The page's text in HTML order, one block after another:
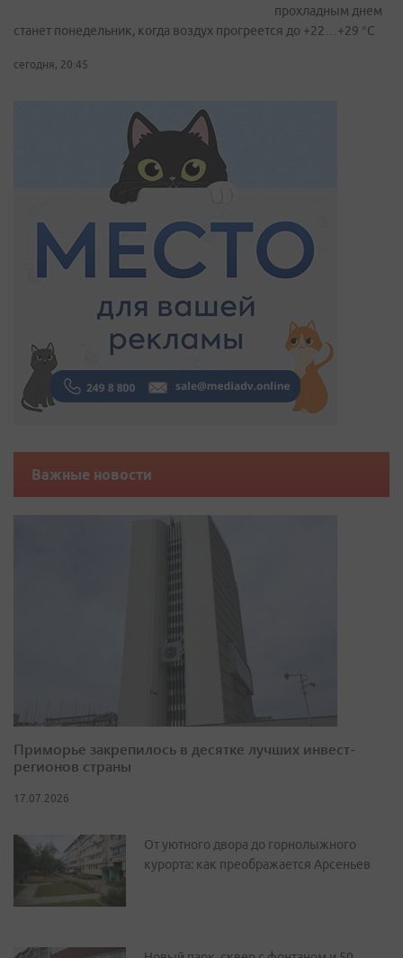
прохладным днем
станет понедельник, когда воздух прогреется до +22…+29 °С
сегодня, 20:45
Важные новости
Приморье закрепилось в десятке лучших инвест-
регионов страны
17.07.2026
От уютного двора до горнолыжного
курорта: как преображается Арсеньев